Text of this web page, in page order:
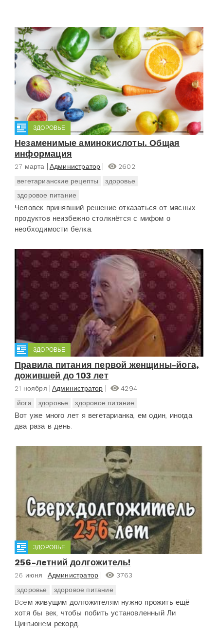
ЗДОРОВЬЕ
Незаменимые аминокислоты. Общая
информация
27 марта Администратор
2602
вегетарианские рецепты
здоровье
здоровое питание
Человек принявший решение отказаться от мясных
продуктов неизбежно столкнётся с мифом о
необходимости белка.
ЗДОРОВЬЕ
Правила питания первой женщины-йога,
дожившей до 103 лет
21 ноября Администратор
4294
йога
здоровье здоровое питание
Вот уже много лет я вегетарианка, ем один, иногда
два раза в день.
ЗДОРОВЬЕ
256-лeтний долгожитель!
26 июня Администратор
3763
здоровье
здоровое питание
Bceм живущим долгожителям нужно прожить ещё
хотя бы век, чтобы побить установленный Ли
Цинъюнeм рекорд.